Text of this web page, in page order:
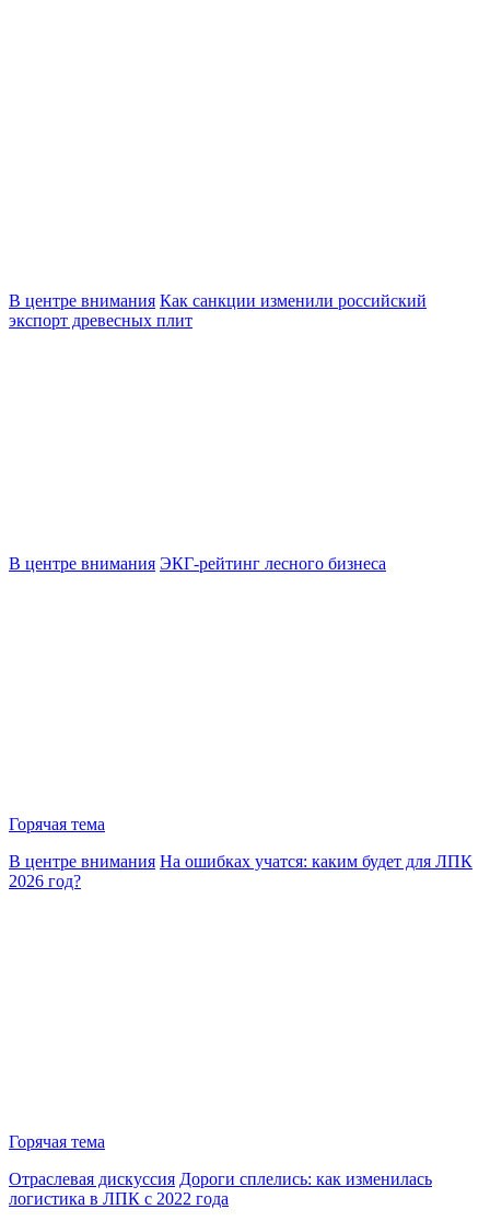
В центре внимания Как санкции изменили российский
экспорт древесных плит
В центре внимания ЭКГ-рейтинг лесного бизнеса
Горячая тема
В центре внимания На ошибках учатся: каким будет для ЛПК
2026 год?
Горячая тема
Отраслевая дискуссия Дороги сплелись: как изменилась
логистика в ЛПК с 2022 года